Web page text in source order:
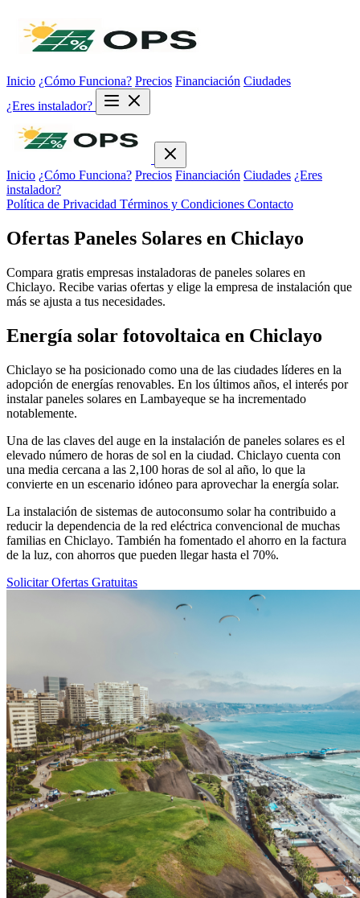
Inicio ¿Cómo Funciona? Precios Financiación Ciudades
¿Eres instalador?
Inicio ¿Cómo Funciona? Precios Financiación Ciudades ¿Eres
instalador?
Política de Privacidad Términos y Condiciones Contacto
Ofertas Paneles Solares en Chiclayo
Compara gratis empresas instaladoras de paneles solares en
Chiclayo. Recibe varias ofertas y elige la empresa de instalación que
más se ajusta a tus necesidades.
Energía solar fotovoltaica en Chiclayo
Chiclayo se ha posicionado como una de las ciudades líderes en la
adopción de energías renovables. En los últimos años, el interés por
instalar paneles solares en Lambayeque se ha incrementado
notablemente.
Una de las claves del auge en la instalación de paneles solares es el
elevado número de horas de sol en la ciudad. Chiclayo cuenta con
una media cercana a las 2,100 horas de sol al año, lo que la
convierte en un escenario idóneo para aprovechar la energía solar.
La instalación de sistemas de autoconsumo solar ha contribuido a
reducir la dependencia de la red eléctrica convencional de muchas
familias en Chiclayo. También ha fomentado el ahorro en la factura
de la luz, con ahorros que pueden llegar hasta el 70%.
Solicitar Ofertas Gratuitas